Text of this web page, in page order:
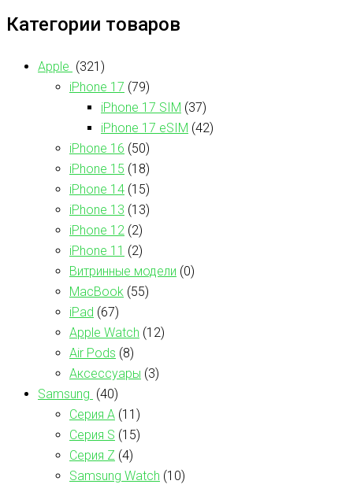
Категории товаров
Apple (321)
iPhone 17 (79)
iPhone 17 SIM (37)
iPhone 17 eSIM (42)
iPhone 16 (50)
iPhone 15 (18)
iPhone 14 (15)
iPhone 13 (13)
iPhone 12 (2)
iPhone 11 (2)
Витринные модели (0)
MacBook (55)
iPad (67)
Apple Watch (12)
Air Pods (8)
Аксессуары (3)
Samsung (40)
Серия А (11)
Серия S (15)
Серия Z (4)
Samsung Watch (10)